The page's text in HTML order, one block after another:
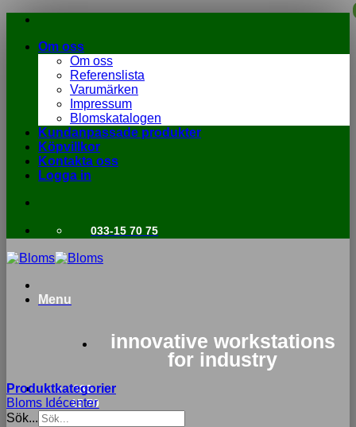
Skip
contentOm oss
Om oss
Referenslista
Varumärken
Impressum
Blomskatalogen
Kundanpassade produkter
Köpvillkor
Kontakta oss
Logga in
033-15 70 75
Menu
innovative workstations
for industry
033-
15 70
Produktkategorier
Bloms Idécenter
Sök...